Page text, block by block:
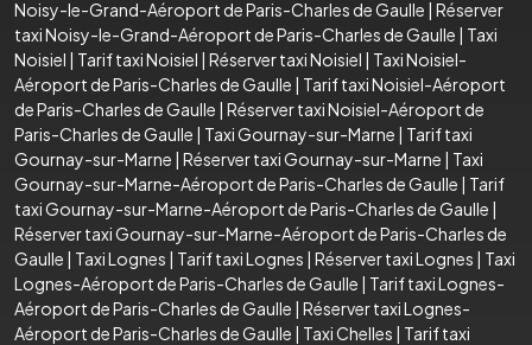
Noisy-le-Grand-Aéroport de Paris-Charles de Gaulle | Réserver
taxi Noisy-le-Grand-Aéroport de Paris-Charles de Gaulle | Taxi
Noisiel | Tarif taxi Noisiel | Réserver taxi Noisiel | Taxi Noisiel-
Aéroport de Paris-Charles de Gaulle | Tarif taxi Noisiel-Aéroport
de Paris-Charles de Gaulle | Réserver taxi Noisiel-Aéroport de
Paris-Charles de Gaulle | Taxi Gournay-sur-Marne | Tarif taxi
Gournay-sur-Marne | Réserver taxi Gournay-sur-Marne | Taxi
Gournay-sur-Marne-Aéroport de Paris-Charles de Gaulle | Tarif
taxi Gournay-sur-Marne-Aéroport de Paris-Charles de Gaulle |
Réserver taxi Gournay-sur-Marne-Aéroport de Paris-Charles de
Gaulle | Taxi Lognes | Tarif taxi Lognes | Réserver taxi Lognes | Taxi
Lognes-Aéroport de Paris-Charles de Gaulle | Tarif taxi Lognes-
Aéroport de Paris-Charles de Gaulle | Réserver taxi Lognes-
Aéroport de Paris-Charles de Gaulle | Taxi Chelles | Tarif taxi